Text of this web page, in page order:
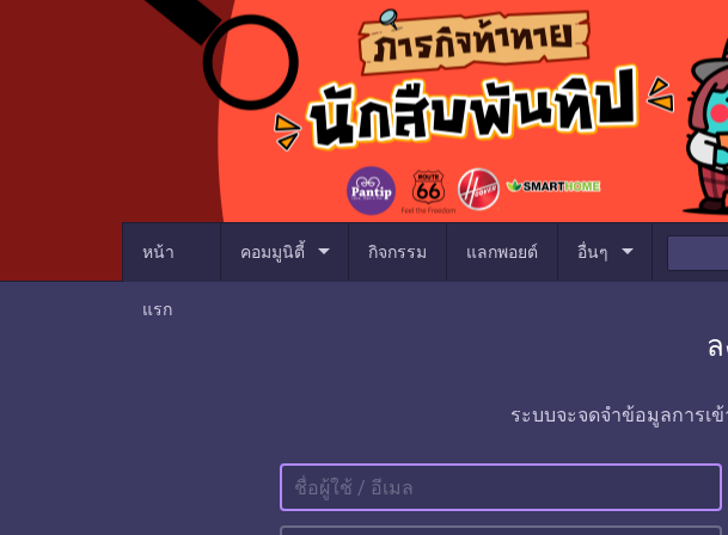
หน้า
แรก
คอมมูนิตี้ arrow_drop_down กิจกรรม แลกพอยต์ อื่นๆ arrow_drop_down
ระบบจะจดจำข้อมูลการเ